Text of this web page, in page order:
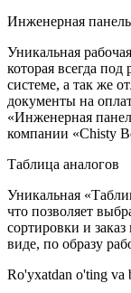
Инженерная панель
Уникальная
которая всегда
системе, а так же
документы на
«Инженерная
компании «Chisty
Таблица аналогов
Уникальная
что позволяет
сортировки и
виде, по образу
Ro'yxatdan o'ting va